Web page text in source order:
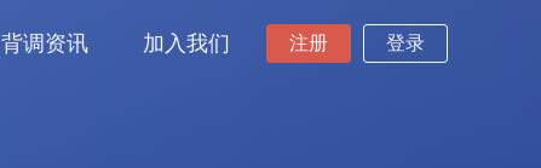
背调资讯 加入我们 注册 登录